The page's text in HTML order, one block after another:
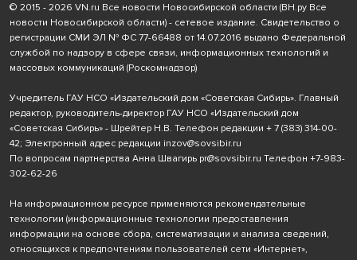
© 2015 - 2026 VN.ru Все новости Новосибирской области (ВН.ру Все
новости Новосибирской области) - сетевое издание. Свидетельство о
регистрации СМИ ЭЛ № ФС 77-66488 от 14.07.2016 выдано Федеральной
службой по надзору в сфере связи, информационных технологий и
массовых коммуникаций (Роскомнадзор)
Учредитель ГАУ НСО «Издательский дом «Советская Сибирь». Главный
редактор, руководитель-директор ГАУ НСО «Издательский дом
«Советская Сибирь» - Шрейтер Н.В. Телефон редакции + 7 (383) 314-00-
42; Электронный адрес редакции inzov@sovsibir.ru
По вопросам партнерства Анна Швагирь pr@sovsibir.ru Телефон +7-983-
302-62-26
На информационном ресурсе применяются рекомендательные
технологии (информационные технологии предоставления
информации на основе сбора, систематизации и анализа сведений,
относящихся к предпочтениям пользователей сети «Интернет»,